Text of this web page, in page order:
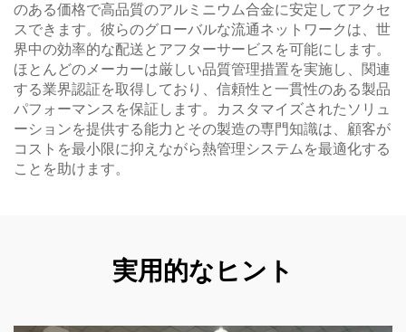
のある価格で高品質のアルミニウム合金に安定してアクセ
スできます。彼らのグローバルな流通ネットワークは、世
界中の効率的な配送とアフターサービスを可能にします。
ほとんどのメーカーは厳しい品質管理措置を実施し、関連
する業界認証を取得しており、信頼性と一貫性のある製品
パフォーマンスを保証します。カスタマイズされたソリュ
ーションを提供する能力とその製造の専門知識は、顧客が
コストを最小限に抑えながら熱管理システムを最適化する
ことを助けます。
実用的なヒント